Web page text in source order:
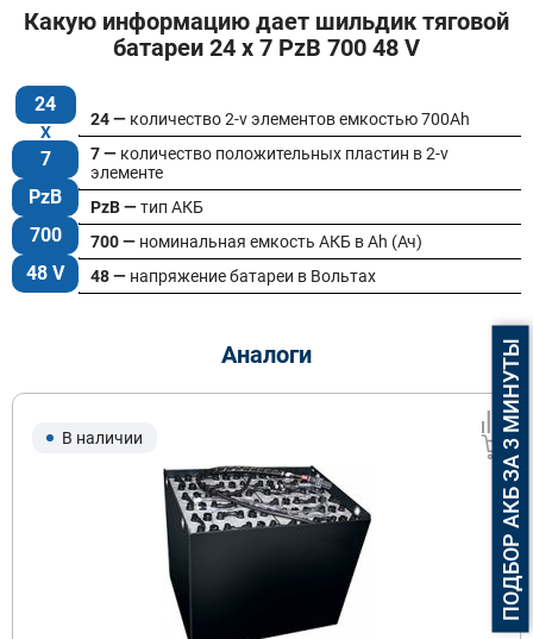
Какую информацию дает шильдик тяговой
батареи 24 x 7 PzB 700 48 V
24
7
PzB
700
48 V
24 — количество 2-v элементов емкостью 700Ah
48 — напряжение батареи в Вольтах
7 — количество положительных пластин в 2-v
элементе
700 — номинальная емкость АКБ в Ah (Ач)
PzB —тип АКБ
Аналоги
В наличии ПОДБОР АКБ ЗА 3 МИНУТЫ